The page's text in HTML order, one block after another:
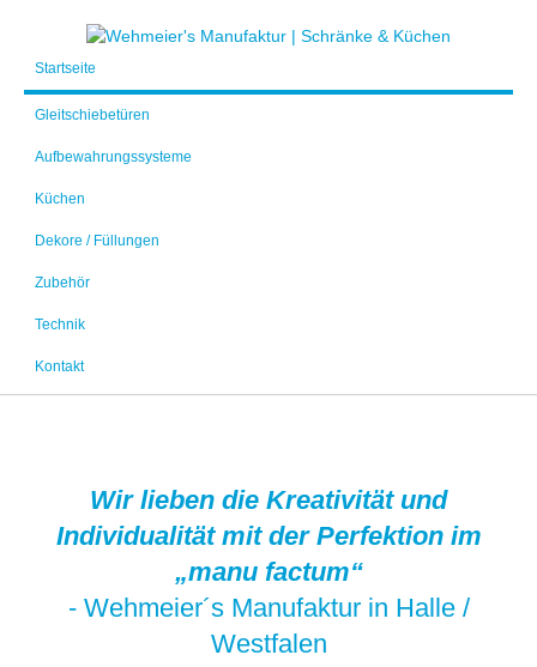
Startseite
Gleitschiebetüren
Aufbewahrungssysteme
Küchen
Dekore / Füllungen
Zubehör
Technik
Kontakt
Wir lieben die Kreativität und
Individualität mit der Perfektion im
„manu factum“
- Wehmeier´s Manufaktur in Halle /
Westfalen